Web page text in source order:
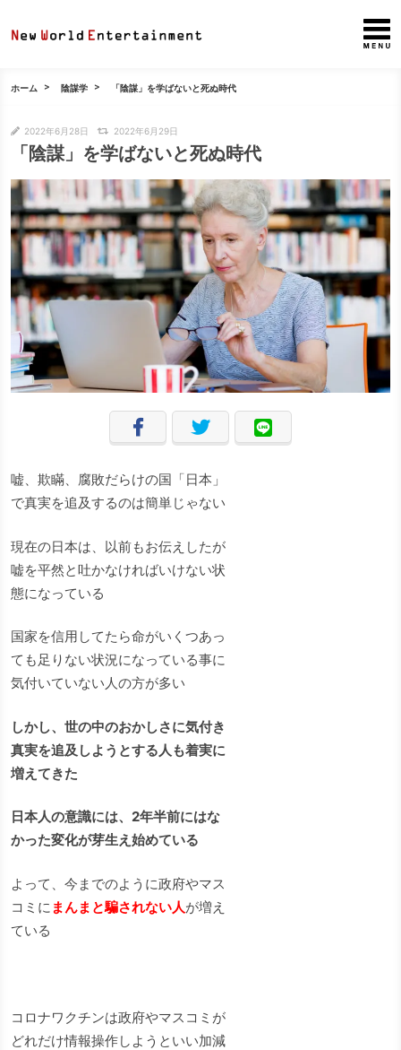
ホーム 陰謀学 「陰謀」を学ばないと死ぬ時代
2022年6月28日 2022年6月29日
「陰謀」を学ばないと死ぬ時代
嘘、欺瞞、腐敗だらけの国「日本」
で真実を追及するのは簡単じゃない
現在の日本は、以前もお伝えしたが
嘘を平然と吐かなければいけない状
態になっている
国家を信用してたら命がいくつあっ
ても足りない状況になっている事に
気付いていない人の方が多い
しかし、世の中のおかしさに気付き
真実を追及しようとする人も着実に
増えてきた
日本人の意識には、2年半前にはな
かった変化が芽生え始めている
よって、今までのように政府やマス
コミにまんまと騙されない人が増え
ている
コロナワクチンは政府やマスコミが
どれだけ情報操作しようといい加減